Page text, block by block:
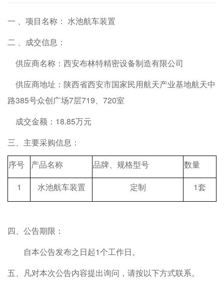
一 、项目名称： 水池航车装置
二 、成交信息：
供应商名称： 西安布林特精密设备制造有限公司
供应商地址： 陕西省西安市国家民用航天产业基地航天中
路385号众创广场7层719、720室
成交金额：18.85万元
三、主要采购信息：
序号
产品名称 品牌、规格型号 数量
1
水池航车装置 定制 1套
四、公告期限：
自本公告发布之日起1个工作日。
五、凡对本次公告内容提出询问，请按以下方式联系。